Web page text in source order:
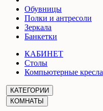
Обувницы
Полки и антресоли
Зеркала
Банкетки
КАБИНЕТ
Столы
Компьютерные кресла
КАТЕГОРИИ
КОМНАТЫ